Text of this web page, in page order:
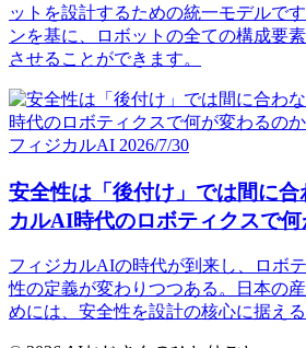
ットを設計するための統一モデルで
ンを基に、ロボットの全ての構成要
させることができます。
フィジカルAI 2026/7/30
安全性は「後付け」では間に
カルAI時代のロボティクスで
フィジカルAIの時代が到来し、ロボ
性の定義が変わりつつある。日本の
めには、安全性を設計の核心に据える